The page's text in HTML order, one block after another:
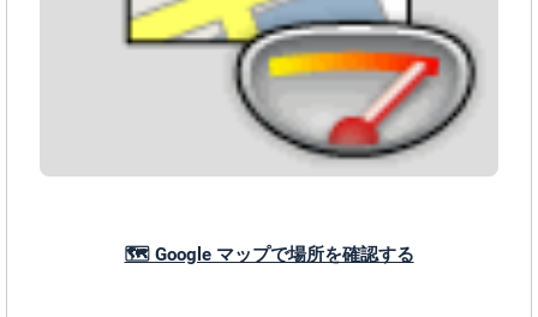
🗺️ Google マップで場所を確認する